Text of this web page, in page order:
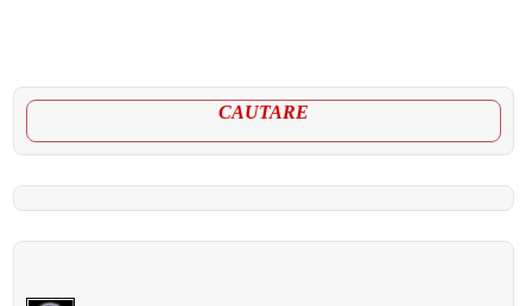
CAUTARE